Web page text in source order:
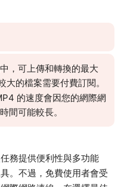
，可上傳和轉換的最大
的檔案需要付費訂閱。
的速度會因您的網際網
間可能較長。
務提供便利性與多功能
。不過，免費使用者會受